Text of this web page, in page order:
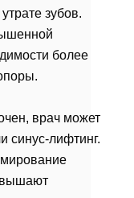
зубов.
более
врач может
синус-лифтинг.